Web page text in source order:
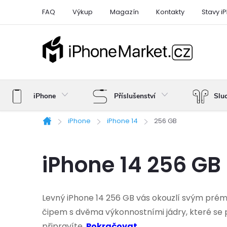
FAQ Výkup Magazín Kontakty Stavy
iPhone Příslušenství
Domů
iPhone iPhone 14 256 GB
iPhone 14 256 GB
Levný iPhone 14 256 GB vás okouzlí svým
čipem s dvěma výkonnostními jádry, které se